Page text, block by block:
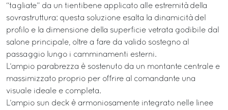
“tagliate” da un tientibene applicato alle estremità della
sovrastruttura: questa soluzione esalta la dinamicità del
profilo e la dimensione della superficie vetrata godibile dal
salone principale, oltre a fare da valido sostegno al
passaggio lungo i camminamenti esterni.
L’ampio parabrezza è sostenuto da un montante centrale e
massimizzato proprio per offrire al comandante una
visuale ideale e completa.
L’ampio sun deck è armoniosamente integrato nelle linee